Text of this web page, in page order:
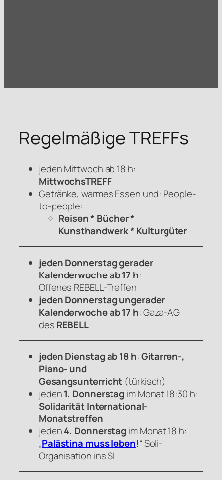
Regelmäßige TREFFs
jeden Mittwoch ab 18 h:
MittwochsTREFF
Getränke, warmes Essen und: People-
to-people:
Reisen * Bücher *
Kunsthandwerk * Kulturgüter
jeden Donnerstag gerader
Kalenderwoche ab 17 h:
Offenes REBELL-Treffen
jeden Donnerstag ungerader
Kalenderwoche ab 17 h: Gaza-AG
des REBELL
jeden Dienstag ab 18 h:Gitarren-,
Piano- und
Gesangsunterricht (türkisch)
jeden1. Donnerstag im Monat 18:30 h:
Solidarität International-
Monatstreffen
jeden4. Donnerstag im Monat 18 h:
„Palästina muss leben!“ Soli-
Organisation ins SI